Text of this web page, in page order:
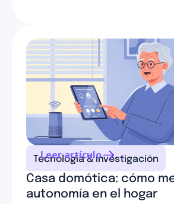
Tecnología & investigación
Casa domótica: cómo
autonomía en el hogar
Leer artículo